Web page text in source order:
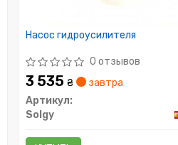
Насос гидроусилителя
0 отзывов
3 535₴
завтра
Артикул:
Solgy